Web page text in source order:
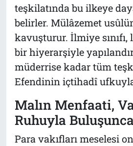
teşkilatında bu ilkeye
belirler. Mülâzemet
kavuşturur. İlmiye sınıfı,
bir hiyerarşiyle
müderrise kadar tüm
Efendinin içtihadî
Malın Menfaati,
Ruhuyla Buluşunca
Para vakıfları meselesi